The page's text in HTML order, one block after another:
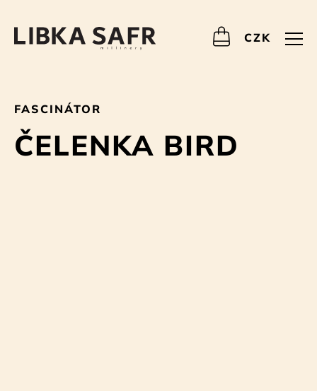
CZK
FASCINÁTOR
ČELENKA BIRD